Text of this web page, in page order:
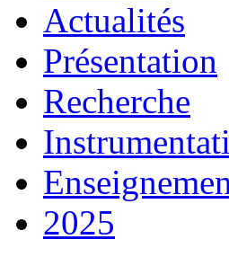
Actualités
Présentation
Recherche
2025